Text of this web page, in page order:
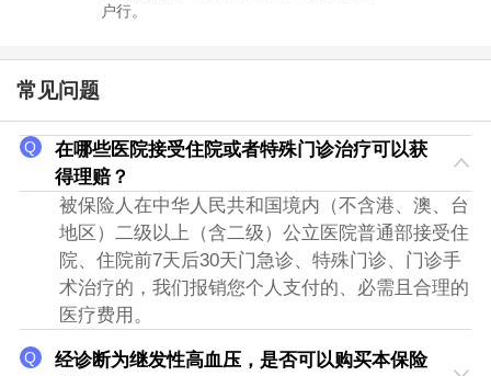
户行。
常见问题
在哪些医院接受住院或者特殊门诊治疗可以获
得理赔？
被保险人在中华人民共和国境内（不含港、澳、台
地区）二级以上（含二级）公立医院普通部接受住
院、住院前7天后30天门急诊、特殊门诊、门诊手
术治疗的，我们报销您个人支付的、必需且合理的
医疗费用。
经诊断为继发性高血压，是否可以购买本保险